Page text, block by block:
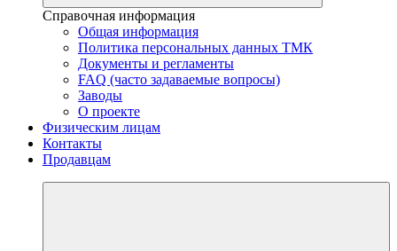
Справочная информация
Общая информация
Политика персональных данных ТМК
Документы и регламенты
FAQ (часто задаваемые вопросы)
Заводы
О проекте
Физическим лицам
Контакты
Продавцам